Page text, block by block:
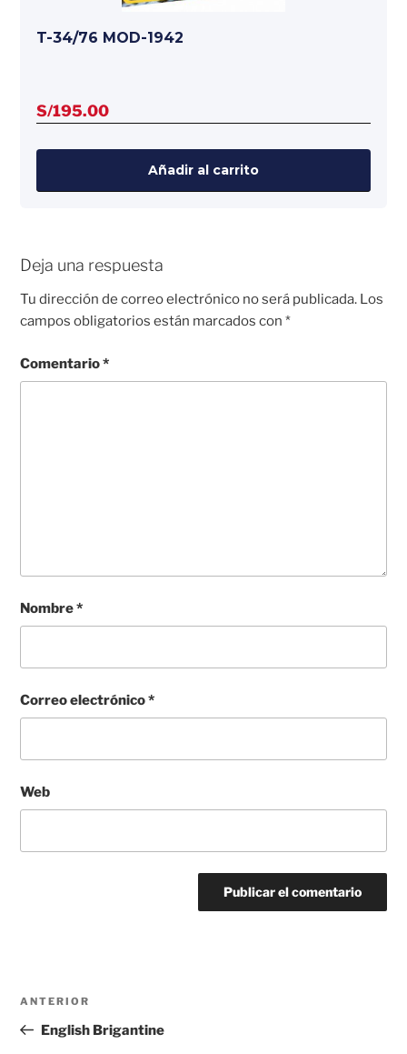
T-34/76 MOD-1942
S/195.00
Añadir al carrito
Deja una respuesta
Tu dirección de correo electrónico no será publicada. Los
campos obligatorios están marcados con*
Comentario*
Nombre*
Correo electrónico*
Web
entradas
Entrada
anterior:
ANTERIOR
English Brigantine